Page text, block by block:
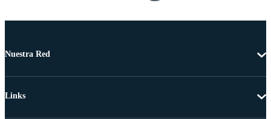
Nuestra Red
Links